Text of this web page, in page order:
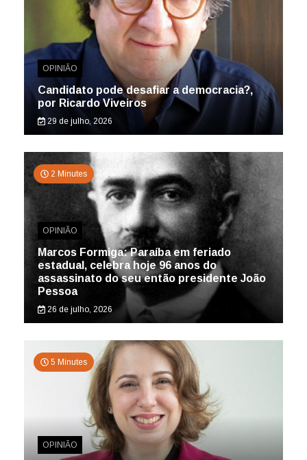
OPINIÃO
Candidato pode desafiar a democracia?,
por Ricardo Viveiros
29 de julho, 2026
2 Minutes
OPINIÃO
Marcos Formiga: Paraíba em feriado
estadual, celebra hoje 96 anos do
assassinato do seu então presidente João
Pessoa
26 de julho, 2026
5 Minutes
OPINIÃO